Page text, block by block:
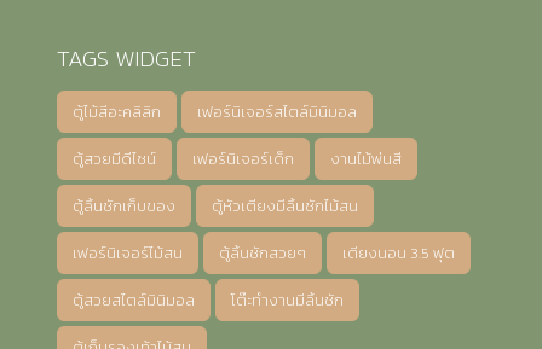
TAGS WIDGET
ตู้ไม้สีอะคลิลิก เฟอร์นิเจอร์สไตล์มินิมอล
ตู้สวยมีดีไซน์ เฟอร์นิเจอร์เด็ก งานไม้พ่นสี
ตู้ลิ้นชักเก็บของ ตู้หัวเตียงมีลิ้นชักไม้สน
เฟอร์นิเจอร์ไม้สน ตู้ลิ้นชักสวยๆ เตียงนอน 3.5 ฟุต
ตู้สวยสไตล์มินิมอล โต๊ะทำงานมีลิ้นชัก